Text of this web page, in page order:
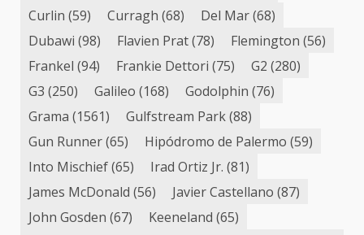
Curlin (59) Curragh (68) Del Mar(68)
Dubawi (98) Flavien Prat(78) Flemington (56)
Frankel (94) Frankie Dettori (75) G2 (280)
G3 (250) Galileo (168) Godolphin (76)
Grama (1561) Gulfstream Park(88)
Gun Runner(65) Hipódromo de Palermo (59)
Into Mischief(65) Irad Ortiz Jr. (81)
James McDonald (56) Javier Castellano (87)
John Gosden (67) Keeneland (65)